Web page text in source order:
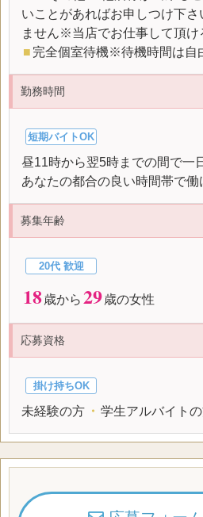
いことがあればお申しつけ下
ません※当店でお仕事して頂け
■ 完全個室待機※待機時間は自
勤務時間
短期バイトOK
昼11時から翌5時までの間で一
あなたの都合の良い時間帯で働
募集年齢
20代 歓迎
18歳から 29歳の女性
応募資格
掛け持ちOK
未経験の方 ・ 学生アルバイト